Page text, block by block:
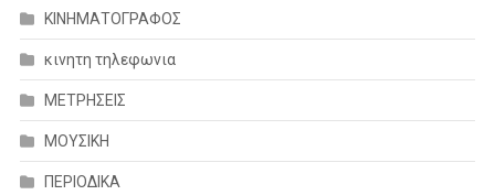
ΚΙΝΗΜΑΤΟΓΡΑΦΟΣ
κινητη τηλεφωνια
ΜΕΤΡΗΣΕΙΣ
ΜΟΥΣΙΚΗ
ΠΕΡΙΟΔΙΚΑ